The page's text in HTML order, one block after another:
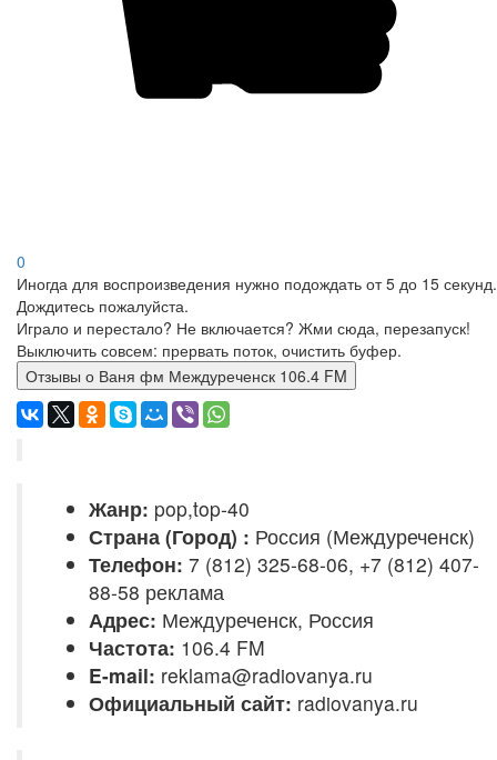
0
Иногда для воспроизведения нужно подождать от 5 до 15 секунд.
Дождитесь пожалуйста.
Играло и перестало? Не включается? Жми сюда, перезапуск!
Выключить совсем: прервать поток, очистить буфер.
Отзывы о Ваня фм Междуреченск 106.4 FM
Жанр: pop,top-40
Страна (Город) : Россия (Междуреченск)
Телефон: 7 (812) 325-68-06, +7 (812) 407-
88-58 реклама
Адрес: Междуреченск, Россия
Частота: 106.4 FM
E-mail: reklama@radiovanya.ru
Официальный сайт: radiovanya.ru